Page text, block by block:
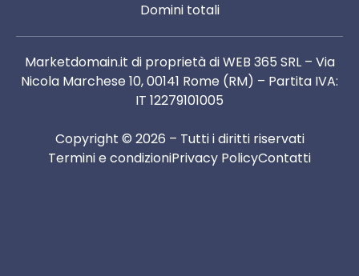
Domini totali
Marketdomain.it di proprietà di WEB 365 SRL – Via
Nicola Marchese 10, 00141 Rome (RM) – Partita IVA:
IT 12279101005
Copyright © 2026 – Tutti i diritti riservati
Termini e condizioniPrivacy PolicyContatti